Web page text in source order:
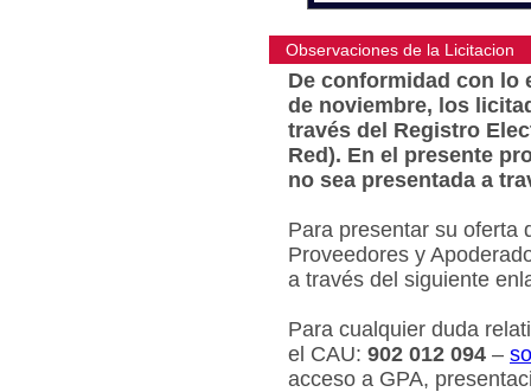
Observaciones de la Licitacion
De conformidad con lo
de noviembre, los
través del Registro
Red). En el presente
no sea presentada a
Para presentar su oferta
Proveedores y
a través del siguiente
Para cualquier duda
el CAU: 902 012 094 –
acceso a GPA,